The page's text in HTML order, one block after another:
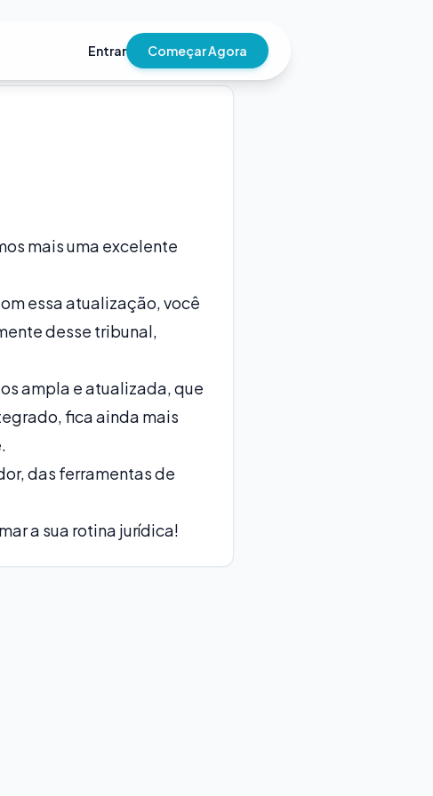
Entrar Começar Agora
mais uma excelente
essa atualização, você
desse tribunal,
ampla e atualizada, que
fica ainda mais
das ferramentas de
a sua rotina jurídica!